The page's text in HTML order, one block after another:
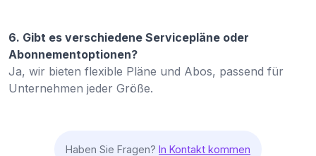
6. Gibt es verschiedene Servicepläne oder
Abonnementoptionen?
Ja, wir bieten flexible Pläne und Abos, passend für
Unternehmen jeder Größe.
Haben Sie Fragen? In Kontakt kommen